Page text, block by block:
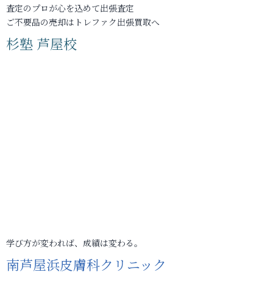
査定のプロが心を込めて出張査定
ご不要品の売却はトレファク出張買取へ
杉塾 芦屋校
学び方が変われば、成績は変わる。
南芦屋浜皮膚科クリニック